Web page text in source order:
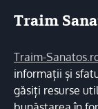
Traim
Traim-
informații și
găsiți resurse